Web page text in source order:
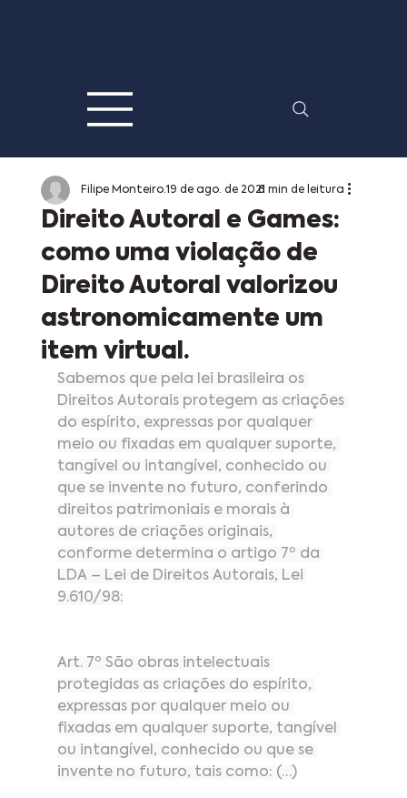
Direito Autoral e Games:
como uma violação de
Direito Autoral valorizou
astronomicamente um
item virtual.
Filipe Monteiro 19 de ago. de 20216 min de leitura
Sabemos que pela lei brasileira os
Direitos Autorais protegem as criações
do espírito, expressas por qualquer
meio ou fixadas em qualquer suporte,
tangível ou intangível, conhecido ou
que se invente no futuro, conferindo
direitos patrimoniais e morais à
autores de criações originais,
conforme determina o artigo 7º da
LDA – Lei de Direitos Autorais, Lei
9.610/98:
Art. 7º São obras intelectuais
protegidas as criações do espírito,
expressas por qualquer meio ou
fixadas em qualquer suporte, tangível
ou intangível, conhecido ou que se
invente no futuro, tais como: (…)